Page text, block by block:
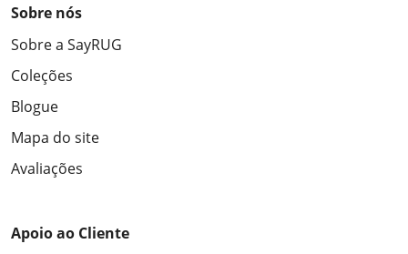
Sobre nós
Sobre a SayRUG
Coleções
Blogue
Mapa do site
Avaliações
Apoio ao Cliente